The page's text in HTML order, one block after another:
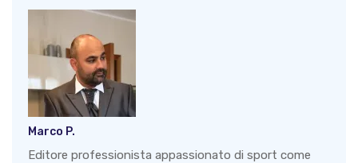
Marco P.
Editore professionista appassionato di sport come